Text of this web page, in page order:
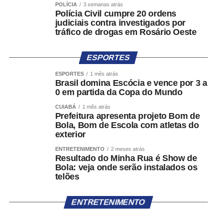
Após o envio, o sistema gerará um número de protocolo
para acompanhamento da denúncia, que poderá ser
consultada tanto no aplicativo quanto por meio de um link
enviado ao e-mail informado pela pessoa denunciante.
Encaminhamento para outros canais
A portaria também prevê situações em que a denúncia
não se enquadra no escopo do Pardal. Nesses casos, a
pessoa será direcionada para os canais apropriados,
como o Sistema de Alertas de Desinformação Eleitoral
(SIADE), utilizado para comunicações relacionadas à
eleitoral, ou os canais eletrônicos do Ministério Público
Eleitoral (MPE) da respectiva unidade da Federação,
destinados ao recebimento de denúncias sobre crimes
POLÍCIA 3 semanas atrás
Polícia Civil cumpre 20 ordens
judiciais contra investigados por
tráfico de drogas em Rosário Oeste
ESPORTES
ESPORTES 1 mês atrás
Brasil domina Escócia e vence por 3 a
0 em partida da Copa do Mundo
CUIABÁ 1 mês atrás
Prefeitura apresenta projeto Bom de
Bola, Bom de Escola com atletas do
exterior
ENTRETENIMENTO 2 meses atrás
Resultado do Minha Rua é Show de
Bola: veja onde serão instalados os
telões
ENTRETENIMENTO